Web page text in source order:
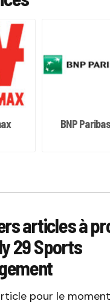
BNP Paribas
articles à
29 Sports
pour le